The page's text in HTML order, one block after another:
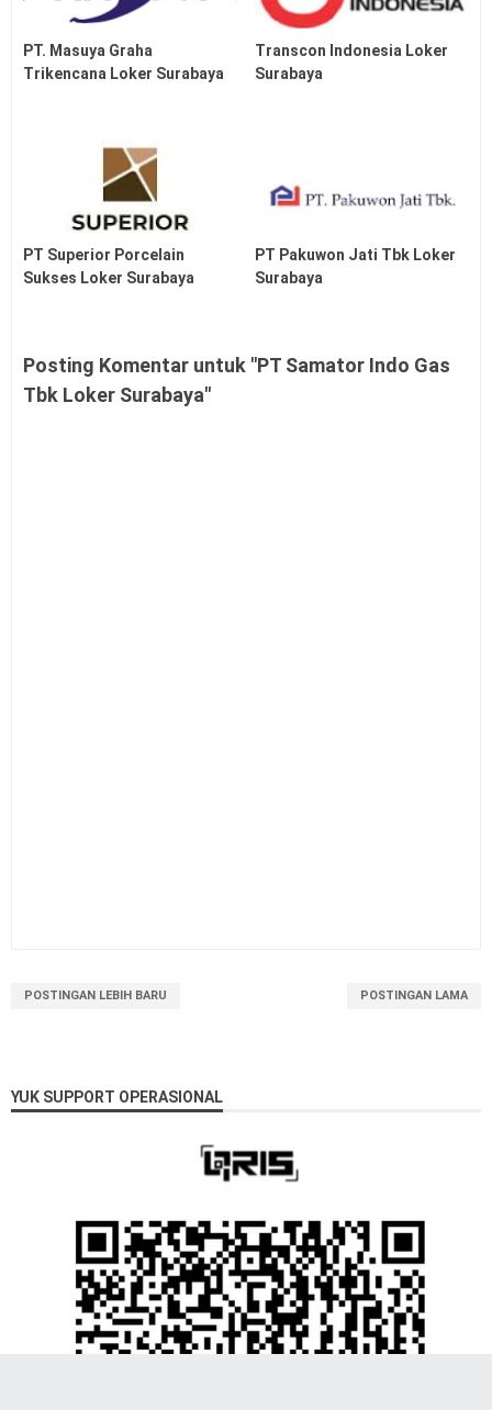
PT. Masuya Graha
Trikencana Loker Surabaya
Transcon Indonesia Loker
Surabaya
PT Superior Porcelain
Sukses Loker Surabaya
PT Pakuwon Jati Tbk Loker
Surabaya
Posting Komentar untuk "PT Samator Indo Gas
Tbk Loker Surabaya"
POSTINGAN LEBIH BARU POSTINGAN LAMA
YUK SUPPORT OPERASIONAL